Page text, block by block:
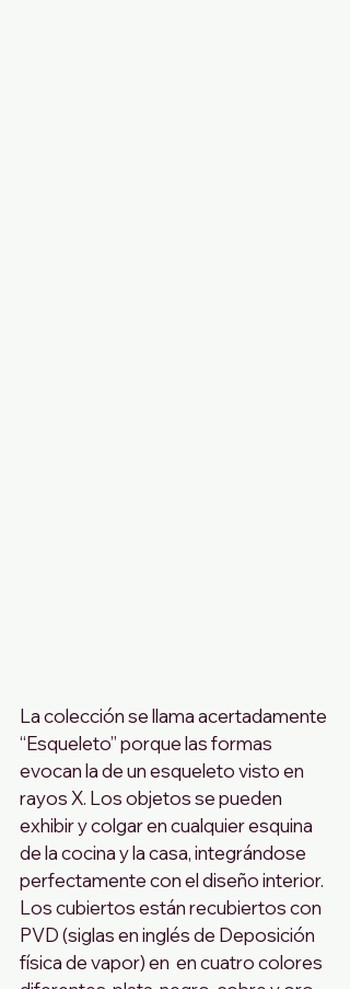
La colección se llama acertadamente
“Esqueleto” porque las formas
evocan la de un esqueleto visto en
rayos X. Los objetos se pueden
exhibir y colgar en cualquier esquina
de la cocina y la casa, integrándose
perfectamente con el diseño interior.
Los cubiertos están recubiertos con
PVD (siglas en inglés de Deposición
física de vapor) en  en cuatro colores